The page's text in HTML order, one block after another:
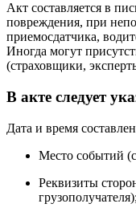
Акт составляется в
повреждения, при
приемосдатчика,
Иногда могут
(страховщики,
В акте следует
Дата и время
Место событий
Реквизиты
грузополучателя);